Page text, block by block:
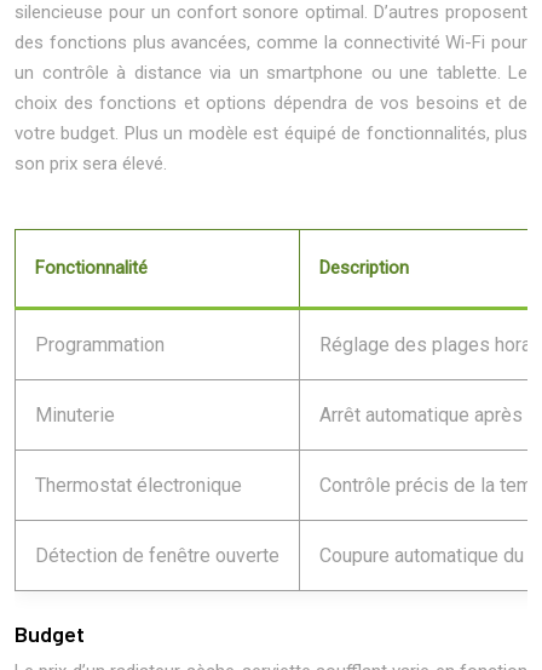
silencieuse pour un confort sonore optimal. D’autres proposent
des fonctions plus avancées, comme la connectivité Wi-Fi pour
un contrôle à distance via un smartphone ou une tablette. Le
choix des fonctions et options dépendra de vos besoins et de
votre budget. Plus un modèle est équipé de fonctionnalités, plus
son prix sera élevé.
Fonctionnalité Description
Programmation Réglage des plages
Minuterie Arrêt automatique après
Thermostat électronique Contrôle précis de la
Détection de fenêtre ouverte Coupure automatique du
Budget